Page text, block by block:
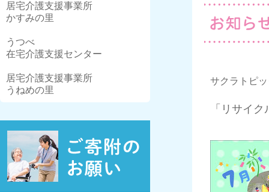
居宅介護支援事業所
かすみの里
うつべ
在宅介護支援センター
居宅介護支援事業所
うねめの里
サクラトピ
「リサイ